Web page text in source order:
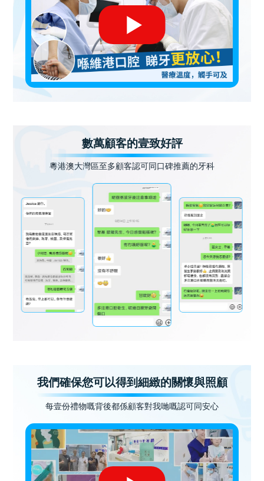
數萬顧客的壹致好評
粵港澳大灣區至多顧客認可同口碑推薦的牙科
我們確保您可以得到細緻的關懷與照顧
每壹份禮物嘅背後都係顧客對我哋嘅認可同安心